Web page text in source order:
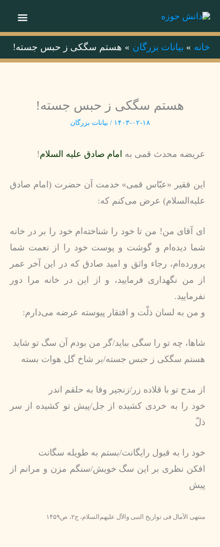
خانه بیانات بزرگان هستم سگكى ز حبس جسته!
هستم سگكى ز حبس جسته!
۱۴۰۳-۰۲-۱۸ / بیانات بزرگان
عریضه محدث قمی به امام صادق علیه السلام!
اين فقير «عبّاس قمى» خدمت آن حضرت (امام صادق
علیه‌السلام) عرض مى‏‌كنم كه:
اى آقاى من! من تا خود را شناخته‏‌ام خود را بر در خانه
شما ديده‌‏ام و گوشت و پوست خود را از نعمت شما
پرورده‌‏ام، رجاء واثق و اميد صادق كه در اين آخر عمر
از من نگهدارى فرماييد، و از اين در خانه مرا دور
نفرماييد.
و من به لسان ذلّت و افتقار پيوسته عرضه مى‌‏دارم:
شاها، چه تو را سگى ببايد/گر من بودم آن سگ تو شايد
هستم سگكى ز حبس جسته/بر شاخ گل هوات بسته‏
از مدح تو با قلاده زر/زنجير وفا به حلقم اندر
خود را به خردى كشيده از جل/پيش تو كشيده از سر
ذلّ‏
خود را به قبول رايگانت/بستم به طويله سگانت‏
افكن نظرى بر اين سگ خويش/سنگم مزن و مرانم از
پيش‏
منتهى الآمال فى تواريخ النبى والآل عليهم‌السلام‏، ج‏۲، ص۱۴۵۹